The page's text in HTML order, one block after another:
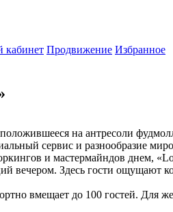
кабинет Продвижение Избранное
на антресоли
сервис и разнообразие
и мастермайндов днем,
вечером. Здесь гости ощущают
вмещает до 100 гостей. Для